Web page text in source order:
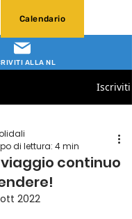
ALLA NL
Calendario
Iscriviti
viaggio continuo
di lettura: 4 min
2022